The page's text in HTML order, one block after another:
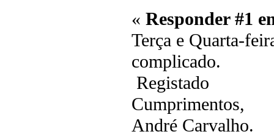
« Responder #1
Terça e Quarta-
complicado.
Registado
Cumprimentos,
André Carvalho.